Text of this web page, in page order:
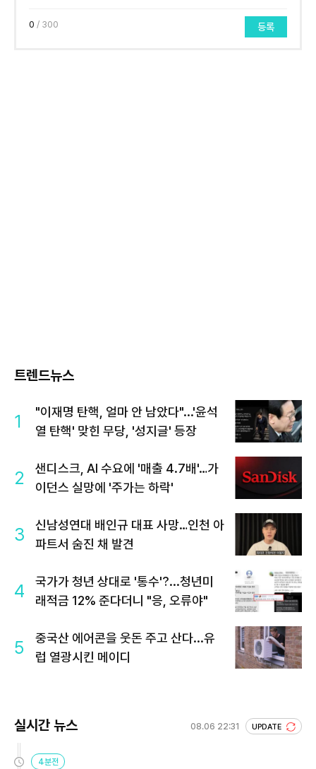
0 / 300 등록
트렌드뉴스
1
"이재명 탄핵, 얼마 안 남았다"...'윤석
열 탄핵' 맞힌 무당, '성지글' 등장
2
샌디스크, AI 수요에 '매출 4.7배'…가
이던스 실망에 '주가는 하락'
3
신남성연대 배인규 대표 사망…인천 아
파트서 숨진 채 발견
4
국가가 청년 상대로 '통수'?...청년미
래적금 12% 준다더니 "응, 오류야"
5
중국산 에어콘을 웃돈 주고 산다...유
럽 열광시킨 메이디
실시간 뉴스 08.06 22:31 UPDATE
4분전